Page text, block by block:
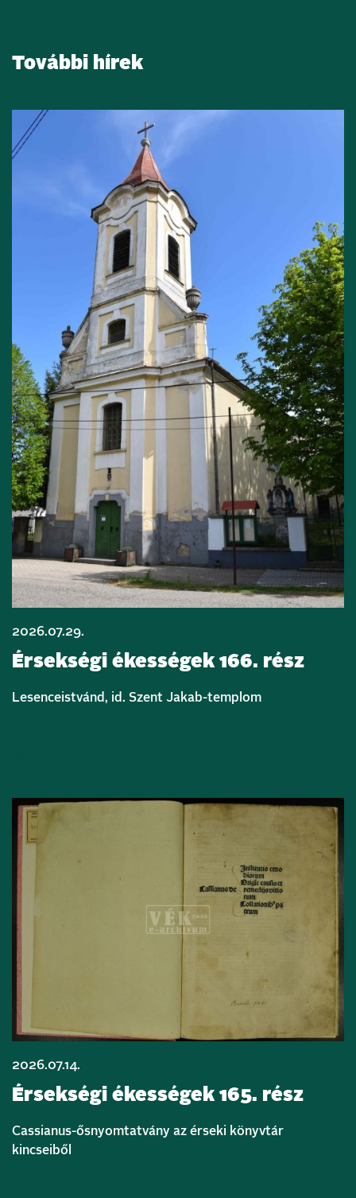
További hírek
2026.07.29.
Érsekségi ékességek 166. rész
Lesenceistvánd, id. Szent Jakab-templom
2026.07.14.
Érsekségi ékességek 165. rész
Cassianus-ősnyomtatvány az érseki könyvtár
kincseiből